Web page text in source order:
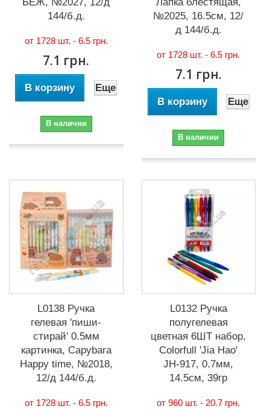
144/б.д.
от 1728 шт. - 6.5 грн.
7.1 грн.
В корзину Еще
В наличии
№2025, 16.5см, 12/
д 144/б.д.
от 1728 шт. -6.5 грн.
7.1 грн.
В корзину Еще
В наличии
L0138 Ручка
гелевая 'пиши-
стирай' 0.5мм
картинка, Capybara
Happy time, №2018,
12/д 144/б.д.
от 1728 шт. - 6.5 грн.
L0132 Ручка
полугелевая
цветная 6ШТ набор,
Colorfull 'Jia Hao'
JH-917, 0.7мм,
14.5см, 39гр
от 960 шт. - 20.7 грн.